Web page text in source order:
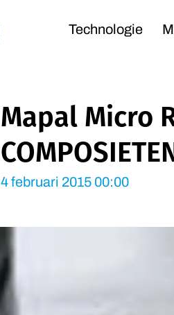
Technologie
Mapal Micro
4 februari 2015 00:00